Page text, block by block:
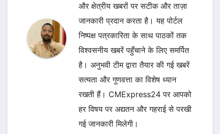
और क्षेत्रीय खबरों पर सटीक और ताज़ा
जानकारी प्रदान करता है। यह पोर्टल
निष्पक्ष पत्रकारिता के साथ पाठकों तक
विश्वसनीय खबरें पहुँचाने के लिए समर्पित
है। अनुभवी टीम द्वारा तैयार की गई खबरें
सत्यता और गुणवत्ता का विशेष ध्यान
रखती हैं। CMExpress24 पर आपको
हर विषय पर अद्यतन और गहराई से परखी
गई जानकारी मिलेगी।